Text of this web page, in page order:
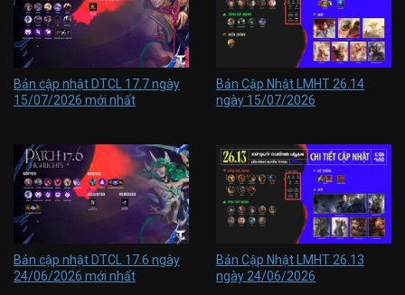
Bản cập nhật DTCL 17.7 ngày
15/07/2026 mới nhất
Bản Cập Nhật LMHT 26.14
ngày 15/07/2026
Bản cập nhật DTCL 17.6 ngày
24/06/2026 mới nhất
Bản Cập Nhật LMHT 26.13
ngày 24/06/2026